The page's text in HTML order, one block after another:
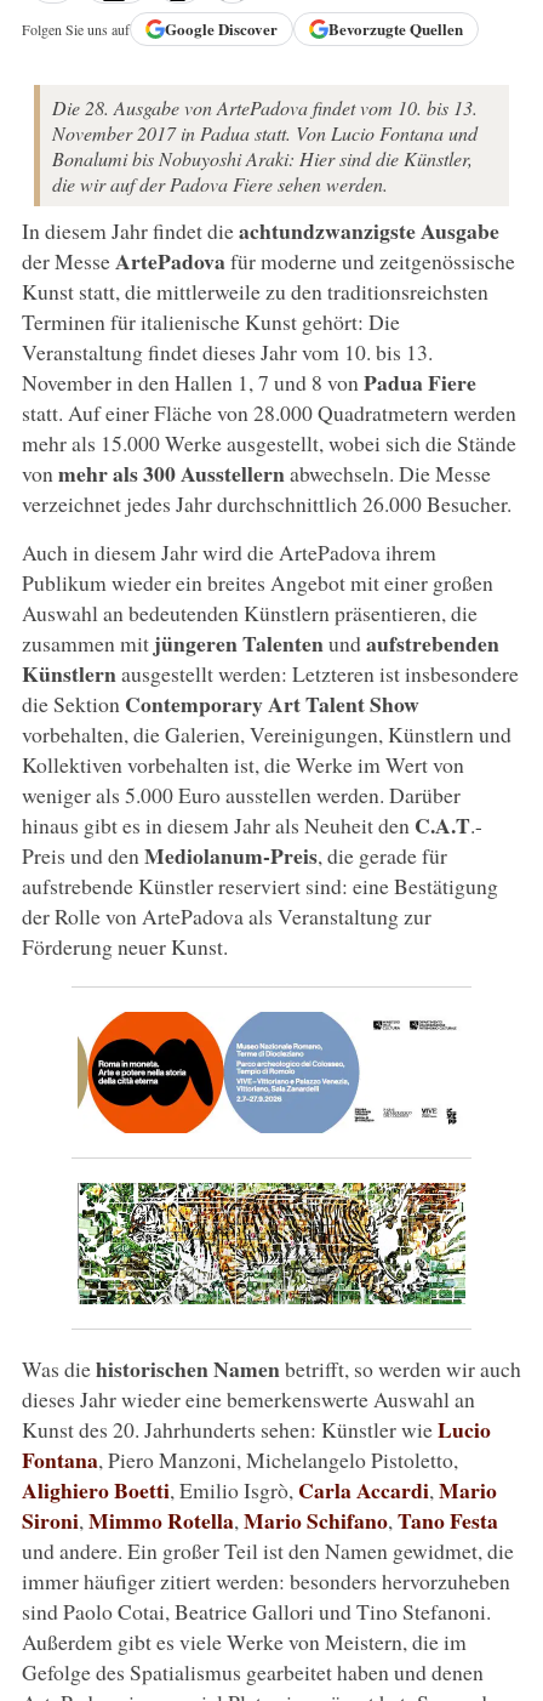
Folgen Sie uns auf GoogleDiscover Bevorzugte Quellen
Die 28. Ausgabe von ArtePadova findet vom 10. bis 13.
November 2017 in Padua statt. Von Lucio Fontana und
Bonalumi bis Nobuyoshi Araki: Hier sind die Künstler,
die wir auf der Padova Fiere sehen werden.
In diesem Jahr findet dieachtundzwanzigste Ausgabe
der MesseArtePadovafür moderne und zeitgenössische
Kunst statt, die mittlerweile zu den traditionsreichsten
Terminen für italienische Kunst gehört: Die
Veranstaltung findet dieses Jahr vom 10. bis 13.
November in den Hallen 1, 7 und 8 von Padua Fiere
statt. Auf einer Fläche von 28.000 Quadratmetern werden
mehr als 15.000 Werke ausgestellt, wobei sich die Stände
von mehr als 300 Ausstellernabwechseln. Die Messe
verzeichnet jedes Jahr durchschnittlich 26.000 Besucher.
Auch in diesem Jahr wird die ArtePadova ihrem
Publikum wieder ein breites Angebot mit einer großen
Auswahl an bedeutenden Künstlern präsentieren, die
zusammen mit jüngeren Talentenundaufstrebenden
Künstlernausgestellt werden: Letzteren ist insbesondere
die Sektion Contemporary Art Talent Show
vorbehalten, die Galerien, Vereinigungen, Künstlern und
Kollektiven vorbehalten ist, die Werke im Wert von
weniger als 5.000 Euro ausstellen werden. Darüber
hinaus gibt es in diesem Jahr als Neuheit den C.A.T.-
Preis und den Mediolanum-Preis, die gerade für
aufstrebende Künstler reserviert sind: eine Bestätigung
der Rolle von ArtePadova als Veranstaltung zur
Förderung neuer Kunst.
Was diehistorischen Namenbetrifft, so werden wir auch
dieses Jahr wieder eine bemerkenswerte Auswahl an
Kunst des 20. Jahrhunderts sehen: Künstler wieLucio
Fontana, Piero Manzoni, Michelangelo Pistoletto,
Alighiero Boetti, Emilio Isgrò, Carla Accardi, Mario
Sironi, Mimmo Rotella, Mario Schifano, Tano Festa
und andere. Ein großer Teil ist den Namen gewidmet, die
immer häufiger zitiert werden: besonders hervorzuheben
sind Paolo Cotai, Beatrice Gallori und Tino Stefanoni.
Außerdem gibt es viele Werke von Meistern, die im
Gefolge des Spatialismus gearbeitet haben und denen